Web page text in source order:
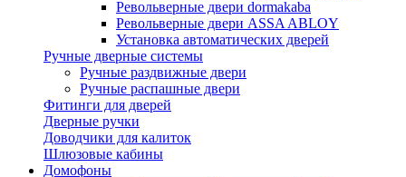
Револьверные двери dormakaba
Револьверные двери ASSA ABLOY
Установка автоматических дверей
Ручные дверные системы
Ручные раздвижные двери
Ручные распашные двери
Фитинги для дверей
Дверные ручки
Доводчики для калиток
Шлюзовые кабины
Домофоны